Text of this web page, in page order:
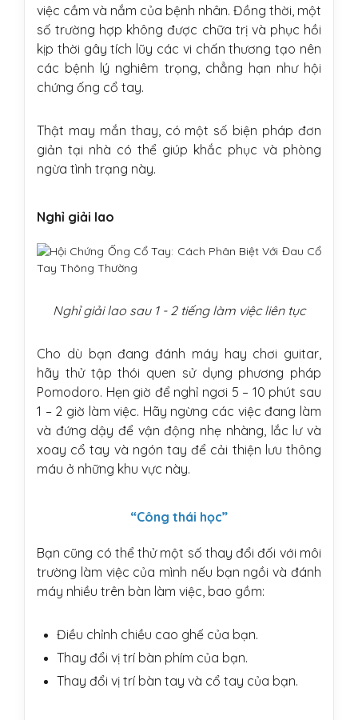
việc cầm và nắm của bệnh nhân. Đồng thời, một
số trường hợp không được chữa trị và phục hồi
kịp thời gây tích lũy các vi chấn thương tạo nên
các bệnh lý nghiêm trọng, chẳng hạn như hội
chứng ống cổ tay.
Thật may mắn thay, có một số biện pháp đơn
giản tại nhà có thể giúp khắc phục và phòng
ngừa tình trạng này.
Nghỉ giải lao
Nghỉ giải lao sau 1 - 2 tiếng làm việc liên tục
Cho dù bạn đang đánh máy hay chơi guitar,
hãy thử tập thói quen sử dụng phương pháp
Pomodoro. Hẹn giờ để nghỉ ngơi 5 – 10 phút sau
1 – 2 giờ làm việc. Hãy ngừng các việc đang làm
và đứng dậy để vận động nhẹ nhàng, lắc lư và
xoay cổ tay và ngón tay để cải thiện lưu thông
máu ở những khu vực này.
“Công thái học”
Bạn cũng có thể thử một số thay đổi đối với môi
trường làm việc của mình nếu bạn ngồi và đánh
máy nhiều trên bàn làm việc, bao gồm:
Điều chỉnh chiều cao ghế của bạn.
Thay đổi vị trí bàn phím của bạn.
Thay đổi vị trí bàn tay và cổ tay của bạn.